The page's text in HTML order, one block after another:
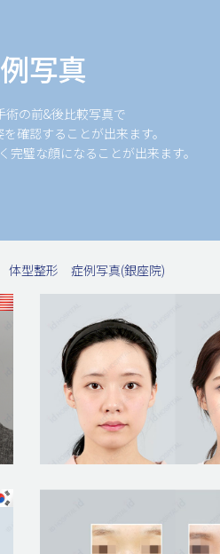
写真
術の前&後比較写真で
確認することが出来ます。
完璧な顔になることが出来ます。
体型整形 症例写真(銀座院)